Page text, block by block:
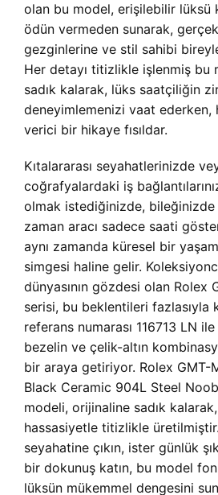
olan bu model, erişilebilir lüksü
ödün vermeden sunarak,
gezginlerine ve stil sahibi
Her detayı titizlikle işlenmiş bu
sadık kalarak, lüks saatçiliğin
deneyimlemenizi vaat ederken,
verici bir hikaye fısıldar.
Kıtalararası seyahatlerinizde
coğrafyalardaki iş
olmak istediğinizde, bileğinizde
zaman aracı sadece saati
aynı zamanda küresel bir
simgesi haline gelir.
dünyasının gözdesi olan Rolex
serisi, bu beklentileri fazlasıyla
referans numarası 116713 LN
bezelin ve çelik-altın
bir araya getiriyor. Rolex GMT-
Black Ceramic 904L Steel
modeli, orijinaline sadık
hassasiyetle titizlikle
seyahatine çıkın, ister günlük
bir dokunuş katın, bu model
lüksün mükemmel dengesini